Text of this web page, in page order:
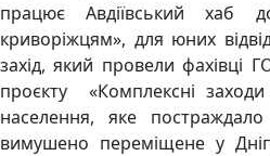
працює Авдіївський хаб
криворіжцям», для юних
захід, який провели фахівці
проєкту «Комплексні
населення, яке
вимушено переміщене у